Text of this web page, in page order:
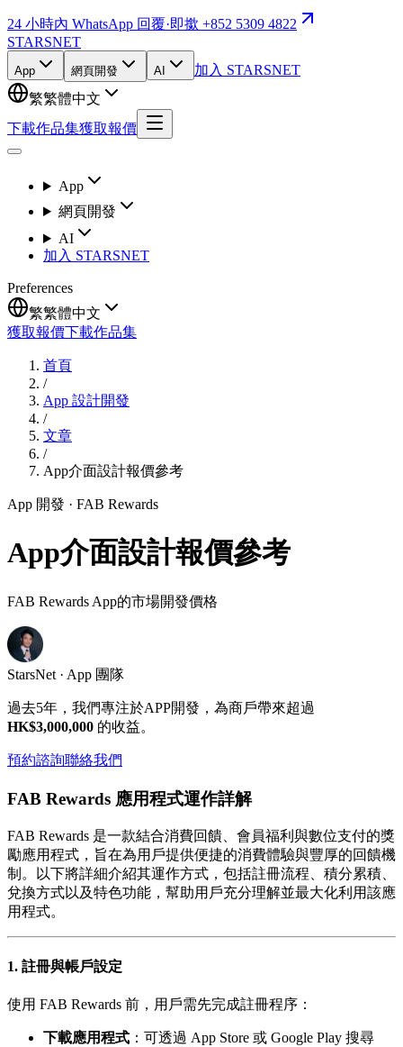
24 小時內 WhatsApp 回覆·即撳 +852 5309 4822
STARSNET
App 網頁開發 AI
加入 STARSNET
繁繁體中文
下載作品集獲取報價
App
網頁開發
AI
加入 STARSNET
Preferences
繁繁體中文
獲取報價下載作品集
首頁
/
App 設計開發
/
文章
/
App介面設計報價參考
App 開發 · FAB Rewards
App介面設計報價參考
FAB Rewards App的市場開發價格
StarsNet · App 團隊
過去5年，我們專注於APP開發，為商戶帶來超過
HK$3,000,000 的收益。
預約諮詢聯絡我們
FAB Rewards 應用程式運作詳解
FAB Rewards 是一款結合消費回饋、會員福利與數位支付的獎
勵應用程式，旨在為用戶提供便捷的消費體驗與豐厚的回饋機
制。以下將詳細介紹其運作方式，包括註冊流程、積分累積、
兌換方式以及特色功能，幫助用戶充分理解並最大化利用該應
用程式。
1. 註冊與帳戶設定
使用 FAB Rewards 前，用戶需先完成註冊程序：
下載應用程式 ：可透過 App Store 或 Google Play 搜尋